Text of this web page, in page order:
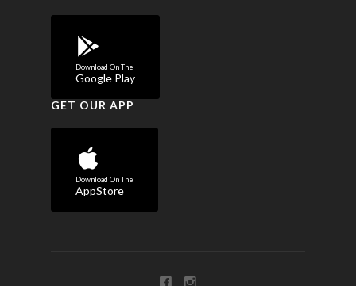
Download On The
Google Play
GET OUR APP
Download On The
AppStore